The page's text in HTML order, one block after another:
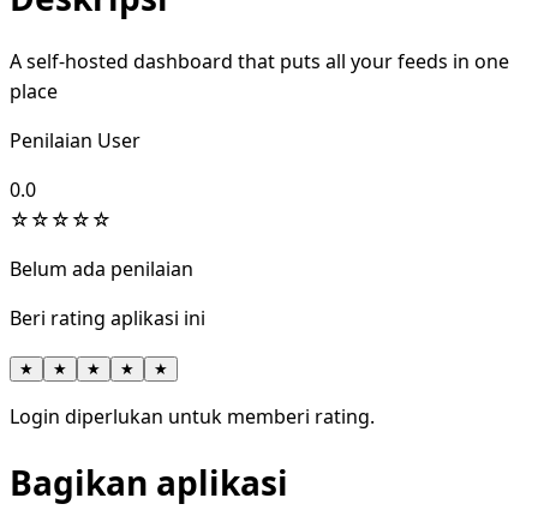
A self-hosted dashboard that puts all your feeds in one
place
Penilaian User
0.0
☆☆☆☆☆
Belum ada penilaian
Beri rating aplikasi ini
★ ★ ★ ★ ★
Login diperlukan untuk memberi rating.
Bagikan aplikasi